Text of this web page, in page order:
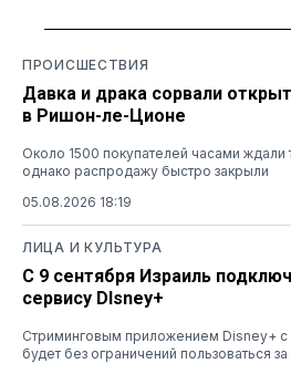
ПРОИСШЕСТВИЯ
Давка и драка сорвали
в Ришон-ле-Ционе
Около 1500 покупателей часами ждали
однако распродажу быстро закрыли
05.08.2026 18:19
ЛИЦА И КУЛЬТУРА
С 9 сентября Израиль
сервису DIsney+
Стриминговым приложением Disney+
будет без ограничений пользоваться